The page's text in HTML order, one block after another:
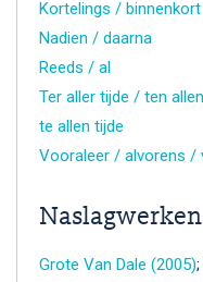
Kortelings / binnenkort
Nadien / daarna
Reeds / al
Ter aller tijde / ten
te allen tijde
Vooraleer / alvorens /
Naslagwerken
Grote Van Dale (2005);